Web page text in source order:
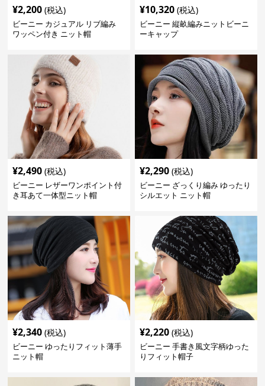
¥2,200 (税込)
ビーニー カジュアル リブ編み
ワッペン付き ニット帽
¥10,320 (税込)
ビーニー 縦畝編みニットビーニ
ーキャップ
¥2,490 (税込)
ビーニー レザーワンポイント付
き耳あて一体型ニット帽
¥2,290 (税込)
ビーニー ざっくり編み ゆったり
シルエット ニット帽
¥2,340 (税込)
ビーニー ゆったりフィット薄手
ニット帽
¥2,220 (税込)
ビーニー 手書き風文字柄ゆった
りフィット帽子